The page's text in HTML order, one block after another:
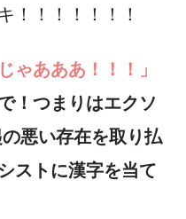
！！！！！！！
ゃあああ！！！」
！つまりはエクソ
悪い存在を取り払
ストに漢字を当て